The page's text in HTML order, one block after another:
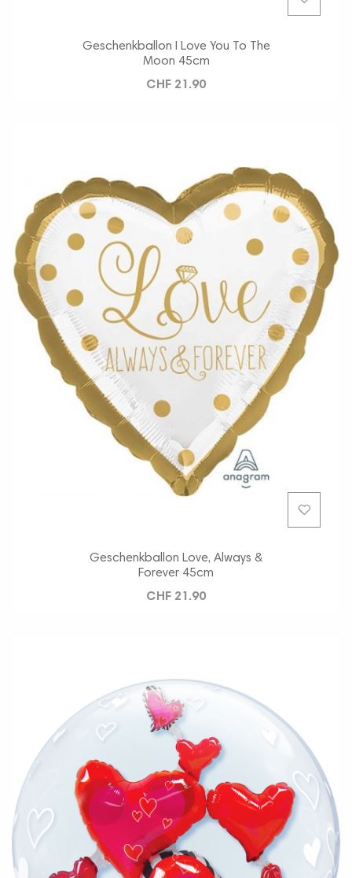
Geschenkballon I Love You To The
Moon 45cm
CHF 21.90
Geschenkballon Love, Always &
Forever 45cm
CHF 21.90